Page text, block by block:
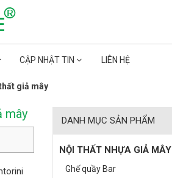
CẬP NHẬT TIN LIÊN HỆ
giả mây
mây DANH MỤC SẢN PHẨM
NỘI THẤT NHỰA GIẢ MÂY
Ghế quầy Bar